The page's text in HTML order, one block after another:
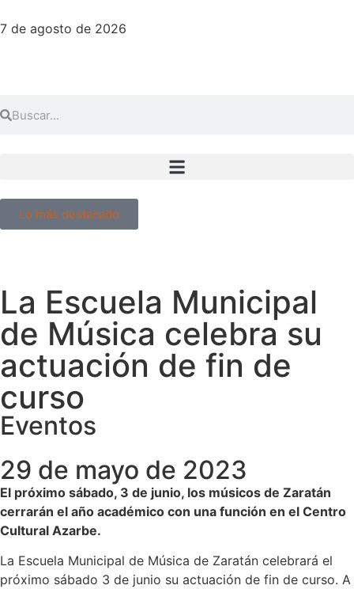
7 de agosto de 2026
Lo más destacado
La Escuela Municipal
de Música celebra su
actuación de fin de
curso
Eventos
29 de mayo de 2023
El próximo sábado, 3 de junio, los músicos de Zaratán
cerrarán el año académico con una función en el Centro
Cultural Azarbe.
La Escuela Municipal de Música de Zaratán celebrará el
próximo sábado 3 de junio su actuación de fin de curso. A